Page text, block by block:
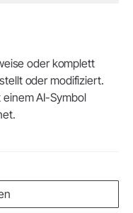
oder komplett
oder modifiziert.
AI-Symbol